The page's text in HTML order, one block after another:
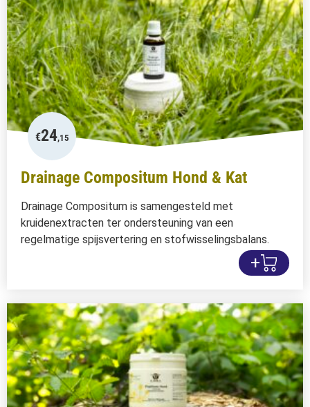
€24,15
Drainage Compositum Hond & Kat
Drainage Compositum is samengesteld met
kruidenextracten ter ondersteuning van een
regelmatige spijsvertering en stofwisselingsbalans.
+